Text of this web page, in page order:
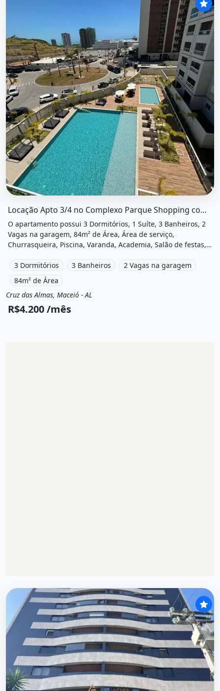
Locação Apto 3/4 no Complexo Parque Shopping com Fixos
O apartamento possui 3 Dormitórios, 1 Suíte, 3 Banheiros, 2
Vagas na garagem, 84m² de Área, Área de serviço,
Churrasqueira, Piscina, Varanda, Academia, Salão de festas,
Passagem, Maceió, Al para alugar por R$4.200 /Mês.
3 Dormitórios 3 Banheiros
2 Vagas na garagem
84m² de Área
Aluguel
Apartamento
Cruz das Almas, Maceió - AL
R$4.200 /mês